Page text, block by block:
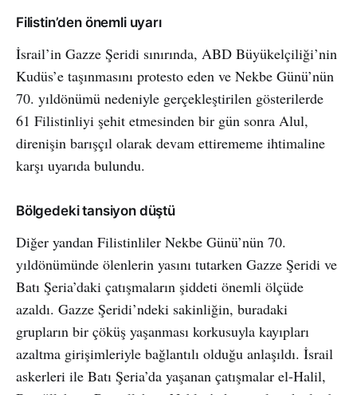
Filistin’den önemli uyarı
İsrail’in Gazze Şeridi sınırında, ABD Büyükelçiliği’nin
Kudüs’e taşınmasını protesto eden ve Nekbe Günü’nün
70. yıldönümü nedeniyle gerçekleştirilen gösterilerde
61 Filistinliyi şehit etmesinden bir gün sonra Alul,
direnişin barışçıl olarak devam ettirememe ihtimaline
karşı uyarıda bulundu.
Bölgedeki tansiyon düştü
Diğer yandan Filistinliler Nekbe Günü’nün 70.
yıldönümünde ölenlerin yasını tutarken Gazze Şeridi ve
Batı Şeria’daki çatışmaların şiddeti önemli ölçüde
azaldı. Gazze Şeridi’ndeki sakinliğin, buradaki
grupların bir çöküş yaşanması korkusuyla kayıpları
azaltma girişimleriyle bağlantılı olduğu anlaşıldı. İsrail
askerleri ile Batı Şeria’da yaşanan çatışmalar el-Halil,